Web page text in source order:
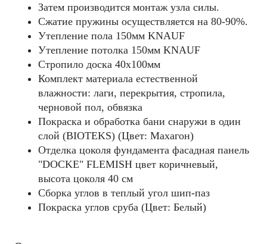
Затем производится монтаж узла силы.
Сжатие пружины осуществляется на 80-90%.
Утепление пола 150мм KNAUF
Утепление потолка 150мм KNAUF
Стропило доска 40x100мм
Комплект материала естественной
влажности: лаги, перекрытия, стропила,
черновой пол, обвязка
Покраска и обработка бани снаружи в один
слой (BIOTEKS) (Цвет: Махагон)
Отделка цоколя фундамента фасадная панель
"DOCKE" FLEMISH цвет коричневый,
высота цоколя 40 см
Сборка углов в теплый угол шип-паз
Покраска углов сруба (Цвет: Белый)